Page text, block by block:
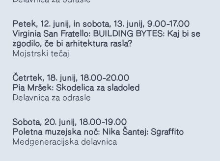
Petek, 12. junij, in sobota, 13. junij, 9.00–17.00
Virginia San Fratello: BUILDING BYTES: Kaj bi se
zgodilo, če bi arhitektura rasla?
Mojstrski tečaj
Četrtek, 18. junij, 18.00–20.00
Pia Mršek: Skodelica za sladoled
Delavnica za odrasle
Sobota, 20. junij, 18.00–19.00
Poletna muzejska noč: Nika Šantej: Sgraffito
Medgeneracijska delavnica